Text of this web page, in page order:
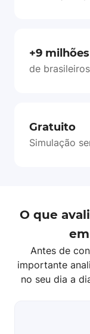
+9 milhões
de
Gratuito
Simulação
O que
Antes de
importante
no seu dia a